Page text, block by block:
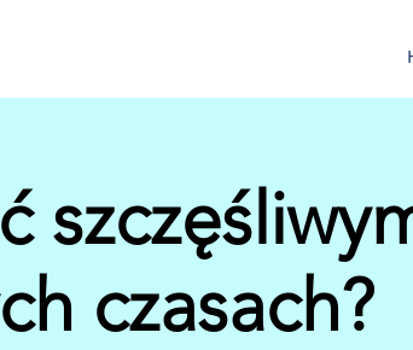
czasach?